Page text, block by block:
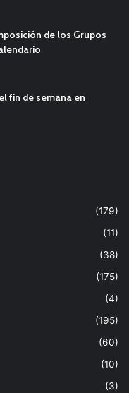
de los Grupos
fin de semana en
(179)
(11)
(38)
(175)
(4)
(195)
(60)
(10)
(3)